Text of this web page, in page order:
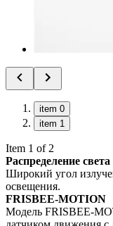
item 0
item 1
Item 1 of 2
Распределение света
Широкий угол
освещения.
FRISBEE-MOTION
Модель FRISBEE-